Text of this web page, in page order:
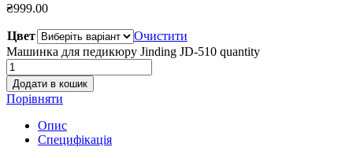
₴999.00
Цвет
Очистити
Машинка для педикюру Jinding JD-510 quantity
Додати в кошик
Порівняти
Опис
Специфікація